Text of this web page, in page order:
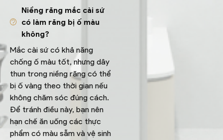
Niềng răng mắc cài sứ
có làm răng bị ố màu
không?
Mắc cài sứ có khả năng
chống ố màu tốt, nhưng dây
thun trong niềng răng có thể
bị ố vàng theo thời gian nếu
không chăm sóc đúng cách.
Để tránh điều này, bạn nên
hạn chế ăn uống các thực
phẩm có màu sẫm và vệ sinh